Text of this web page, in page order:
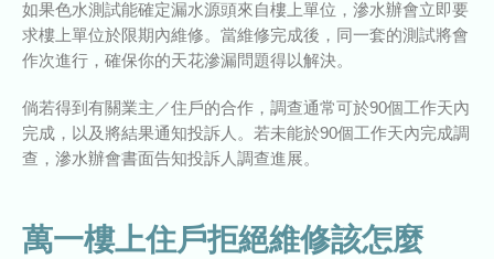
如果色水測試能確定漏水源頭來自樓上單位，滲水辦會立即要
求樓上單位於限期內維修。當維修完成後，同一套的測試將會
作次進行，確保你的天花滲漏問題得以解決。
倘若得到有關業主／住戶的合作，調查通常可於90個工作天內
完成，以及將結果通知投訴人。若未能於90個工作天內完成調
查，滲水辦會書面告知投訴人調查進展。
萬一樓上住戶拒絕維修該怎麼